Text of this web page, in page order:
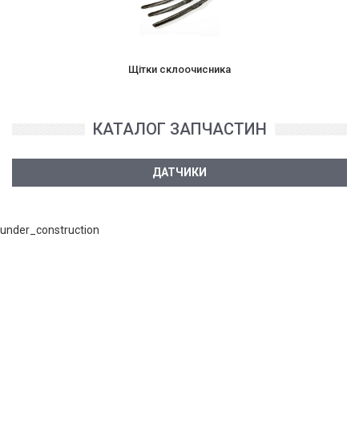
Щітки склоочисника
КАТАЛОГ ЗАПЧАСТИН
ДАТЧИКИ
under_construction